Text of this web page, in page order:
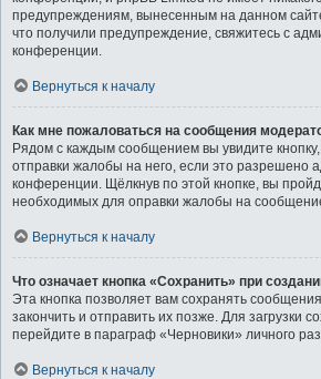
предупреждениям, вынесенным на данном
что получили предупреждение, свяжитесь с
конференции.
Вернуться к началу
Как мне пожаловаться на сообщения
Рядом с каждым сообщением вы увидите
отправки жалобы на него, если это разрешено
конференции. Щёлкнув по этой кнопке, вы
необходимых для оправки жалобы на
Вернуться к началу
Что означает кнопка «Сохранить» при
Эта кнопка позволяет вам сохранять
закончить и отправить их позже. Для загрузки
перейдите в параграф «Черновики» личного
Вернуться к началу